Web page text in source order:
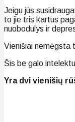
Jeigu jūs
to jie tris kartus
nuobodulys ir
Vienišiai nemėgsta
Šis be galo
Yra dvi vienišių